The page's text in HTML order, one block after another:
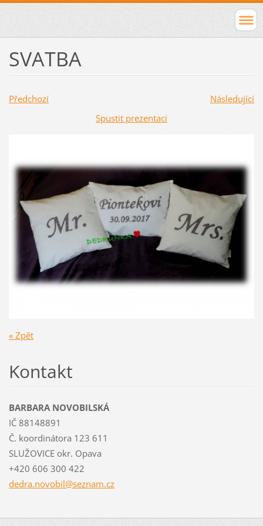
SVATBA
Předchozí
Následující
Spustit prezentaci
« Zpět
Kontakt
BARBARA NOVOBILSKÁ
IČ 88148891
Č. koordinátora 123 611
SLUŽOVICE okr. Opava
+420 606 300 422
dedra.novobil@seznam.cz